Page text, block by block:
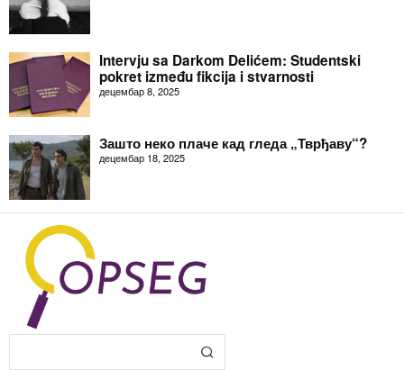
Intervju sa Darkom Delićem: Studentski
pokret između fikcija i stvarnosti
децембар 8, 2025
Зашто неко плаче кад гледа „Тврђаву“?
децембар 18, 2025